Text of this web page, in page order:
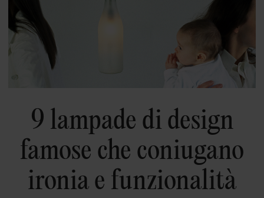
9 lampade di design
famose che coniugano
ironia e funzionalità